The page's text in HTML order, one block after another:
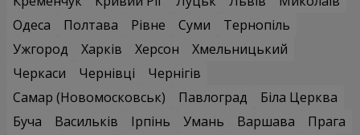
Одеса
Полтава Рівне Суми
Тернопіль
Ужгород
Харків Херсон
Хмельницький
Черкаси
Чернівці
Чернігів
Самар (Новомосковськ)
Павлоград
Біла Церква
Буча
Васильків Ірпінь Умань Варшава
Прага